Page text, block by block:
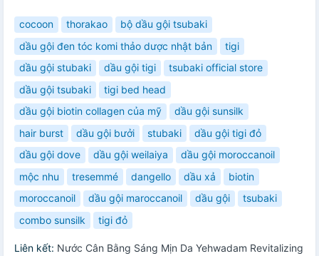
cocoon thorakao
bộ dầu gội tsubaki
dầu gội đen tóc komi thảo dược nhật bản
tigi
dầu gội stubaki
dầu gội tigi
tsubaki official store
dầu gội tsubaki
tigi bed head
dầu gội biotin collagen của mỹ
dầu gội sunsilk
hair burst
dầu gội bưởi stubaki
dầu gội tigi đỏ
dầu gội dove
dầu gội weilaiya
dầu gội moroccanoil
mộc nhu
tresemmé dangello dầu xả
biotin
moroccanoil
dầu gội maroccanoil dầu gội
tsubaki
combo sunsilk
tigi đỏ
Liên kết: Nước Cân Bằng Sáng Mịn Da Yehwadam Revitalizing